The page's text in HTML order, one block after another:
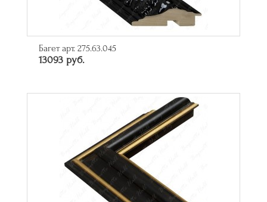
Багет арт. 275.63.045
13093 руб.